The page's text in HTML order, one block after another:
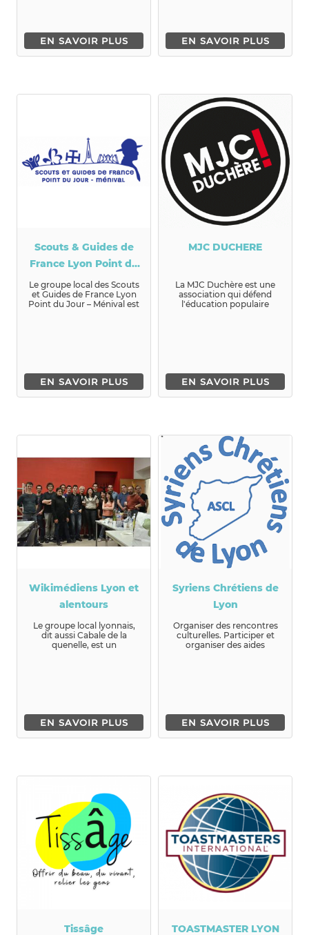
EN SAVOIR PLUS EN SAVOIR PLUS
Scouts & Guides de
France Lyon Point du
Jour Ménival
Le groupe local des Scouts
et Guides de France Lyon
Point du Jour – Ménival est
EN SAVOIR PLUS
MJC DUCHERE
La MJC Duchère est une
association qui défend
l'éducation populaire
EN SAVOIR PLUS
Wikimédiens Lyon et
alentours
Le groupe local lyonnais,
dit aussi Cabale de la
quenelle, est un
EN SAVOIR PLUS
Syriens Chrétiens de
Lyon
Organiser des rencontres
culturelles. Participer et
organiser des aides
EN SAVOIR PLUS
Tissâge
TOASTMASTER LYON